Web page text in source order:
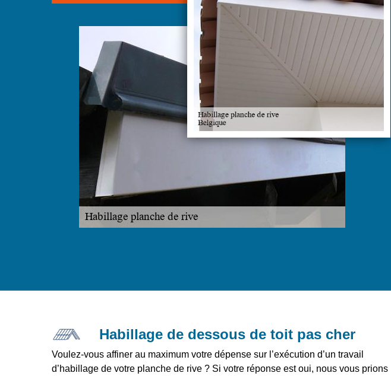
Habillage de dessous de toit pas cher
Voulez-vous affiner au maximum votre dépense sur l’exécution d’un travail
d’habillage de votre planche de rive ? Si votre réponse est oui, nous vous prions